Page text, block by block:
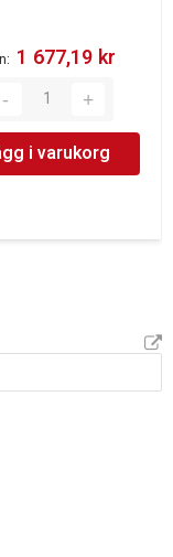
1 677,19 kr‎
i varukorg
page